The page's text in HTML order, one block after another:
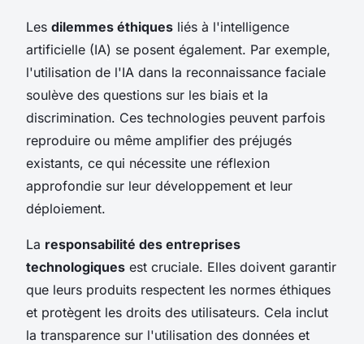
Les dilemmes éthiques liés à l'intelligence
artificielle (IA) se posent également. Par exemple,
l'utilisation de l'IA dans la reconnaissance faciale
soulève des questions sur les biais et la
discrimination. Ces technologies peuvent parfois
reproduire ou même amplifier des préjugés
existants, ce qui nécessite une réflexion
approfondie sur leur développement et leur
déploiement.
La responsabilité des entreprises
technologiques est cruciale. Elles doivent garantir
que leurs produits respectent les normes éthiques
et protègent les droits des utilisateurs. Cela inclut
la transparence sur l'utilisation des données et